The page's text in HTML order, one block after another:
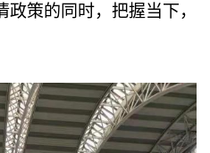
策的同时， 把握当下，